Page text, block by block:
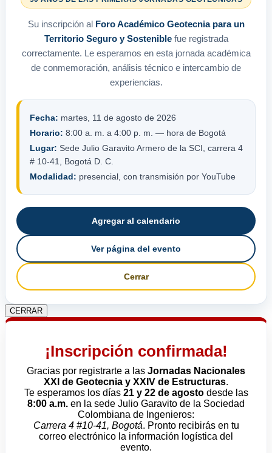
Su inscripción al Foro Académico Geotecnia para un
Territorio Seguro y Sosteniblefue registrada
correctamente. Le esperamos en esta jornada académica
de conmemoración, análisis técnico e intercambio de
experiencias.
Fecha: martes, 11 de agosto de 2026
Horario: 8:00 a. m. a 4:00 p. m. — hora de Bogotá
Lugar: Sede Julio Garavito Armero de la SCI, carrera 4
# 10-41, Bogotá D. C.
Modalidad: presencial, con transmisión por YouTube
Agregar al calendario
Ver página del evento
Cerrar
CERRAR
¡Inscripción confirmada!
Gracias por registrarte a las Jornadas Nacionales
XXI de Geotecnia y XXIV de Estructuras.
Te esperamos los días 21 y 22 de agostodesde las
8:00 a.m. en la sede Julio Garavito de la Sociedad
Colombiana de Ingenieros:
Carrera 4 #10-41, Bogotá. Pronto recibirás en tu
correo electrónico la información logística del
evento.